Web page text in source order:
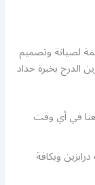
لصيانة وتصميم
الدرج بخبرة حداد
في أي وقت
وبكافة